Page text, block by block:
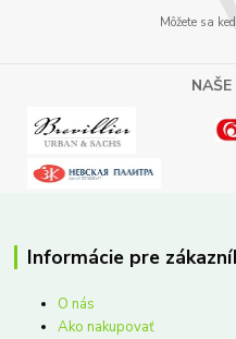
Môžete sa
Informácie pre
O nás
Ako nakupovať